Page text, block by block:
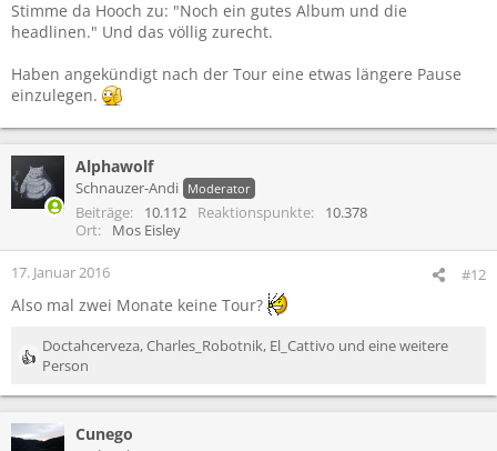
Stimme da Hooch zu: "Noch ein gutes Album und die
headlinen." Und das völlig zurecht.
Haben angekündigt nach der Tour eine etwas längere Pause
einzulegen.
Alphawolf
Schnauzer-Andi Moderator
Beiträge 10.112 Reaktionspunkte
10.378
Ort
Mos Eisley
17. Januar 2016 #12
Also mal zwei Monate keine Tour?
R
a
k
t
Doctahcerveza,Charles_Robotnik, El_Cattivo und eine weitere
Person
Cunego